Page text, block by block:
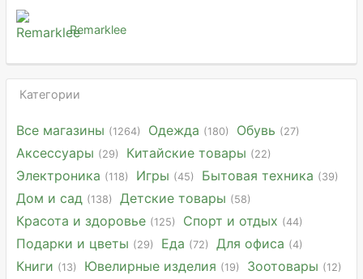
Remarklee
Категории
Все магазины (1264) Одежда (180) Обувь (27)
Аксессуары (29) Китайские товары (22)
Электроника (118) Игры (45) Бытовая техника (39)
Дом и сад (138) Детские товары (58)
Красота и здоровье (125) Спорт и отдых (44)
Подарки и цветы (29) Еда (72) Для офиса (4)
Книги (13) Ювелирные изделия (19) Зоотовары (12)